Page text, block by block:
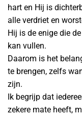
hart en Hij is
alle verdriet en
Hij is de enige die
kan vullen.
Daarom is het
te brengen, zelfs
zijn.
Ik begrijp dat
zekere mate heeft,